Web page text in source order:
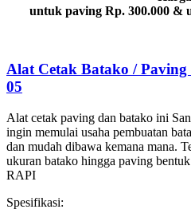
untuk paving Rp. 300.000 &
Alat Cetak Batako /
05
Alat cetak paving dan batako ini
ingin memulai usaha pembuatan
dan mudah dibawa kemana mana.
ukuran batako hingga paving
RAPI
Spesifikasi: